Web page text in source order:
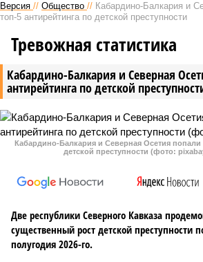
Версия // Общество // Кабардино-Балкария и
топ-5 антирейтинга по детской преступности
Кабардино-Балкария и Северная
антирейтинга по детской
Тревожная статистика
Кабардино-Балкария и Северная Осетия попали
детской преступности (фото:
Две республики Северного Кавказа
существенный рост детской преступности
полугодия 2026-го.